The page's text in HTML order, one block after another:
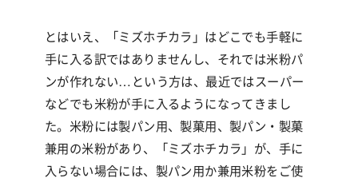
とはいえ、「ミズホチカラ」はどこでも手軽に
手に入る訳ではありませんし、それでは米粉パ
ンが作れない
という方は、最近ではスーパー
などでも米粉が手に入るようになってきまし
た。米粉には製パン用、製菓用、製パン・製菓
兼用の米粉があり、「ミズホチカラ」が、手に
入らない場合には、製パン用か兼用米粉をご使